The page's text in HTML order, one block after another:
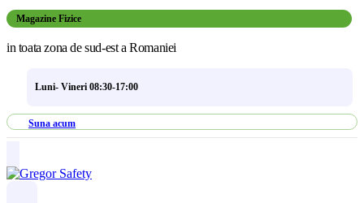
Magazine Fizice
in toata zona de sud-est a Romaniei
Luni- Vineri 08:30-17:00
Suna acum